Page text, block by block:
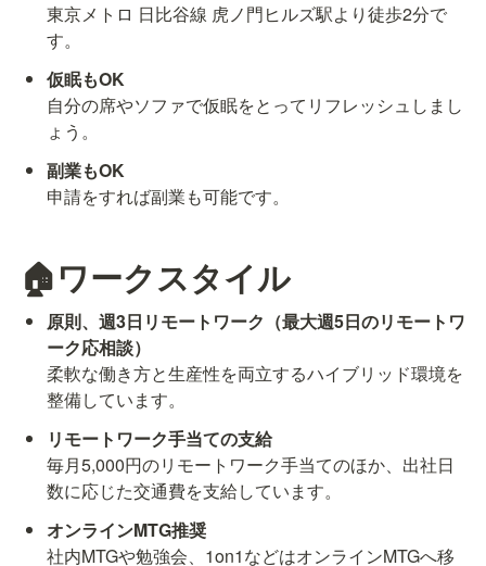
東京メトロ 日比谷線 虎ノ門ヒルズ駅より徒歩2分で
す。
自分の席やソファで仮眠をとってリフレッシュしまし
ょう。
申請をすれば副業も可能です。
🏠ワークスタイル
原則、週3日リモートワーク（最大週5日のリモートワ
ーク応相談）
柔軟な働き方と生産性を両立するハイブリッド環境を
整備しています。
リモートワーク手当ての支給
毎月5,000円のリモートワーク手当てのほか、出社日
数に応じた交通費を支給しています。
オンラインMTG推奨
社内MTGや勉強会、1on1などはオンラインMTGへ移